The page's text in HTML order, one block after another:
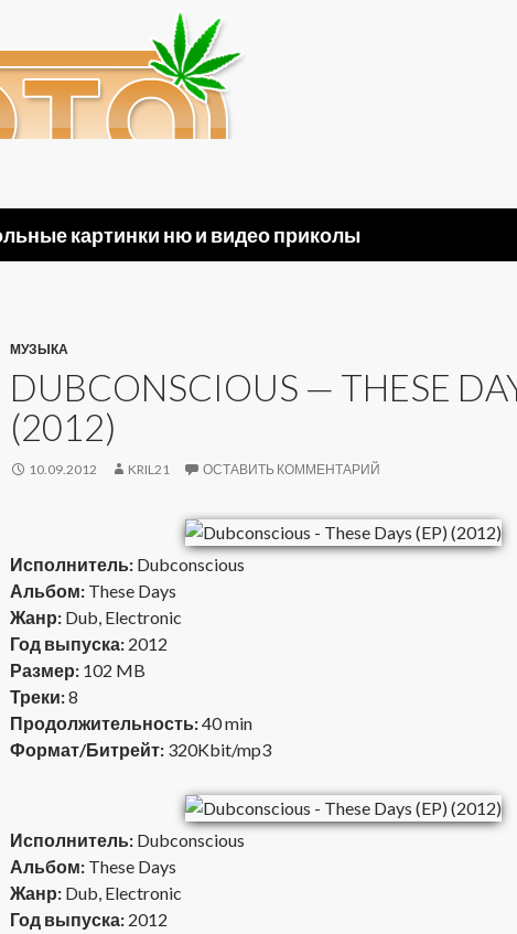
картинки ню и видео приколы
МУЗЫКА
DUBCONSCIOUS — THESE
(2012)
10.09.2012 KRIL21 ОСТАВИТЬ КОММЕНТАРИЙ
Исполнитель: Dubconscious
Альбом: These Days
Жанр: Dub, Electronic
Год выпуска: 2012
Размер: 102 MB
Треки:8
Продолжительность:40 min
Формат/Битрейт: 320Kbit/mp3
Исполнитель: Dubconscious
Альбом: These Days
Жанр: Dub, Electronic
Год выпуска: 2012